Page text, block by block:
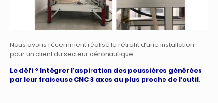
Nous avons récemment réalisé le rétrofit d’une installation
pour un client du secteur aéronautique.
Le défi ? Intégrer l’aspiration des poussières générées
par leur fraiseuse CNC 3 axes au plus proche de l’outil.